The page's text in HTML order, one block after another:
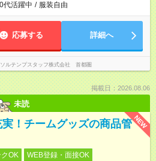
代活躍中 / 服装自由
応募する 詳細へ
ルテンプスタッフ株式会社 首都圏
掲載日：2026.08.06
未読
NEW
実！チームグッズの商品管
OK WEB登録・面接OK